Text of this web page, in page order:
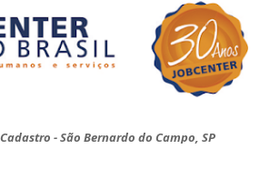
- São Bernardo do Campo, SP